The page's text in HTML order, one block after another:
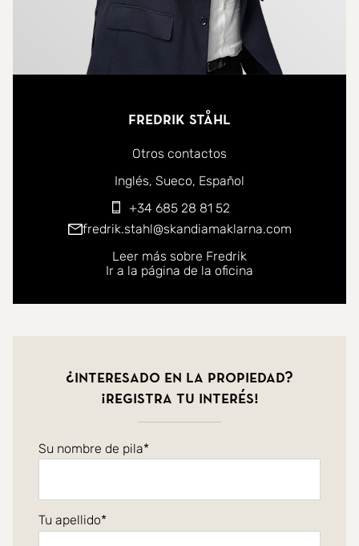
Fredrik Ståhl
Otros contactos
Puede ponerse en contacto conmigo en los siguientes
Inglés Sueco Español
+34 685 28 81 52
fredrik.stahl@skandiamaklarna.com
Leer más sobre Fredrik
Ir a la página de la oficina
¿Interesado en la propiedad?
¡Registra tu interés!
Su nombre de pila
Tu apellido